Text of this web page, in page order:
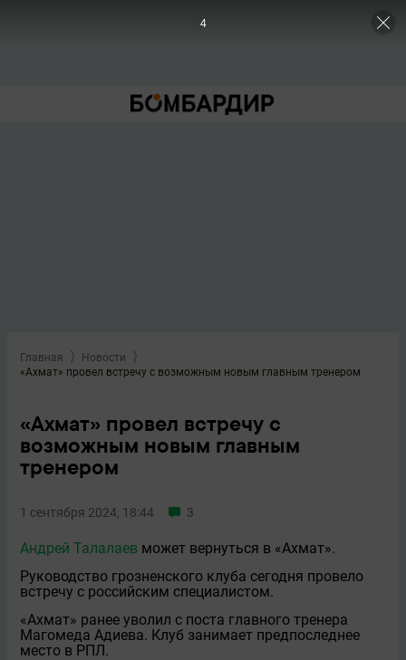
Главная
Новости
«Ахмат» провел встречу с возможным новым главным тренером
«Ахмат» провел встречу с
возможным новым главным
тренером
1 сентября 2024, 18:44 3
Андрей Талалаев может вернуться в «Ахмат».
Руководство грозненского клуба сегодня провело
встречу с российским специалистом.
«Ахмат» ранее уволил с поста главного тренера
Магомеда Адиева. Клуб занимает предпоследнее
место в РПЛ.
3